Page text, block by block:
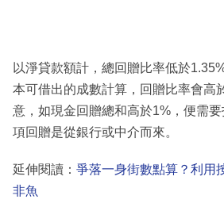
以淨貸款額計，總回贈比率低於
本可借出的成數計算，回贈比率會高
意，如現金回贈總和高於1%，便需
項回贈是從銀行或中介而來。
延伸閱讀： 爭落一身街數點算？利用
非魚